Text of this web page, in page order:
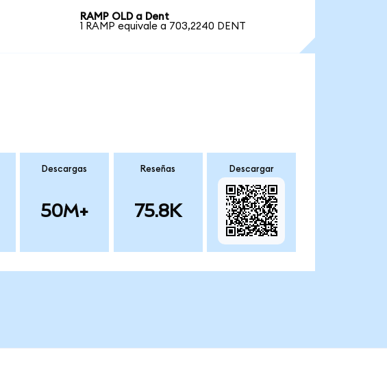
RAMP OLD a Dent
1 RAMP equivale a 703,2240 DENT
Descargas
50M+
Reseñas
75.8K
Descargar